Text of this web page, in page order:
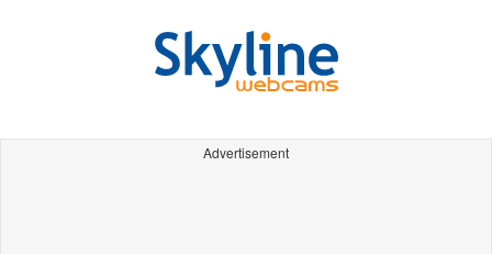
Advertisement